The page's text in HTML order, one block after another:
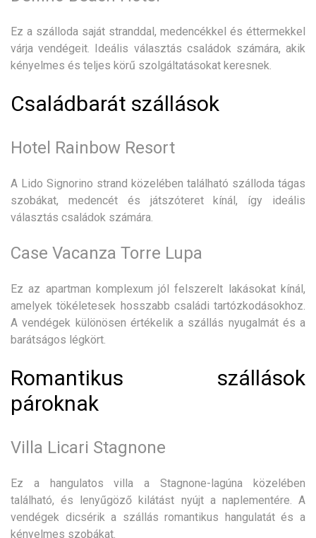
Ez a szálloda saját stranddal, medencékkel és éttermekkel
várja vendégeit. Ideális választás családok számára, akik
kényelmes és teljes körű szolgáltatásokat keresnek.
Családbarát szállások
Hotel Rainbow Resort
A Lido Signorino strand közelében található szálloda tágas
szobákat, medencét és játszóteret kínál, így ideális
választás családok számára.
Case Vacanza Torre Lupa
Ez az apartman komplexum jól felszerelt lakásokat kínál,
amelyek tökéletesek hosszabb családi tartózkodásokhoz.
A vendégek különösen értékelik a szállás nyugalmát és a
barátságos légkört.
Romantikus szállások
pároknak
Villa Licari Stagnone
Ez a hangulatos villa a Stagnone-lagúna közelében
található, és lenyűgöző kilátást nyújt a naplementére. A
vendégek dicsérik a szállás romantikus hangulatát és a
kényelmes szobákat.